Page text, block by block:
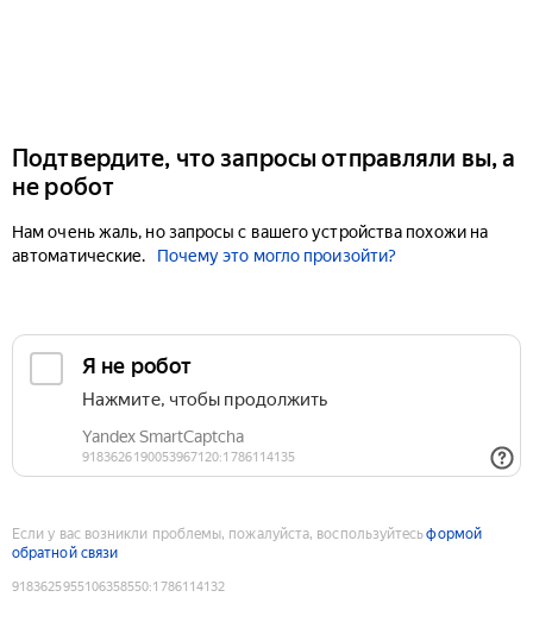
Подтвердите, что запросы отправляли вы, а
не робот
Нам очень жаль, но запросы с вашего устройства похожи на
автоматические.
Почему это могло произойти?
Если у вас возникли проблемы, пожалуйста, воспользуйтесьформой
обратной связи
9183625955106358550:1786114132